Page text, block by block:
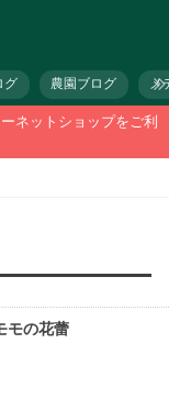
グ 農園ブログ メ
ネットショップをご利
モの花蕾